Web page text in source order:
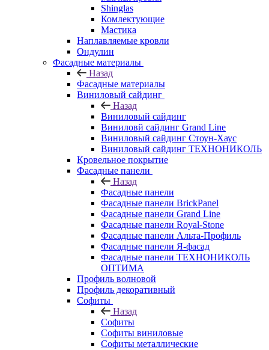
Shinglas
Комлектующие
Мастика
Наплавляемые кровли
Ондулин
Фасадные материалы
Назад
Фасадные материалы
Виниловый сайдинг
Назад
Виниловый сайдинг
Виниловй сайдинг Grand Line
Виниловый сайдинг Стоун-Хаус
Виниловый сайдинг ТЕХНОНИКОЛЬ
Кровельное покрытие
Фасадные панели
Назад
Фасадные панели
Фасадные панели BrickPanel
Фасадные панели Grand Line
Фасадные панели Royal-Stone
Фасадные панели Альта-Профиль
Фасадные панели Я-фасад
Фасадные панели ТЕХНОНИКОЛЬ
ОПТИМА
Профиль волновой
Профиль декоративный
Софиты
Назад
Софиты
Софиты виниловые
Софиты металлические